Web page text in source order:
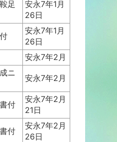
足
安永7年1月
26日
安永7年1月
26日
安永7年2月
ニ
安永7年2月
付
安永7年2月
21日
付
安永7年2月
26日